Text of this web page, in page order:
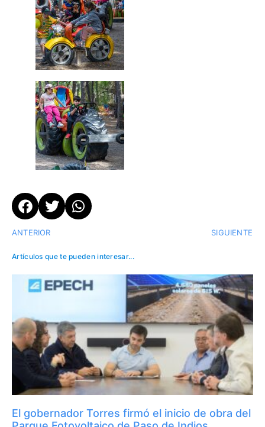
ANTERIOR SIGUIENTE
Artículos que te pueden interesar...
El gobernador Torres firmó el inicio de obra del